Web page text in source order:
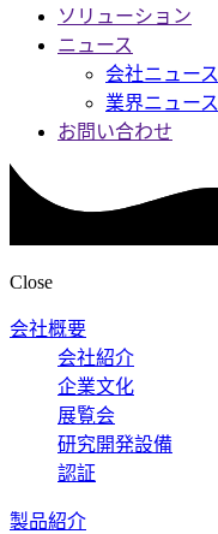
ソリューション
ニュース
会社ニュース
業界ニュース
お問い合わせ
Close
会社概要
会社紹介
企業文化
展覧会
研究開発設備
認証
製品紹介